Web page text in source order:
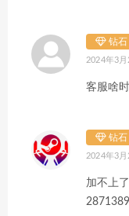
钻石
2024年3
客服啥
钻石
2024年3
加不上